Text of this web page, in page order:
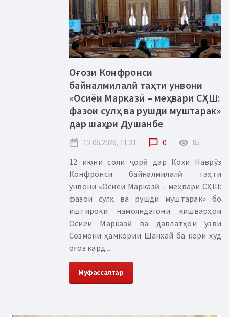
Оғози Конфронси
байналмилалӣ таҳти унвони
«Осиёи Марказӣ – меҳвари СҲШ:
фазои сулҳ ва рушди муштарак»
дар шаҳри Душанбе
date_range 12.06.2026, 11:31 chat_bubble_outline 0 remove_red_eye 85
12 июни соли ҷорӣ дар Кохи Наврӯз
Конфронси байналмилалӣ таҳти
унвони «Осиёи Марказӣ – меҳвари СҲШ:
фазои сулҳ ва рушди муштарак» бо
иштироки намояндагони кишварҳои
Осиёи Марказӣ ва давлатҳои узви
Созмони ҳамкории Шанхай ба кори худ
оғоз кард....
Муфассалтар